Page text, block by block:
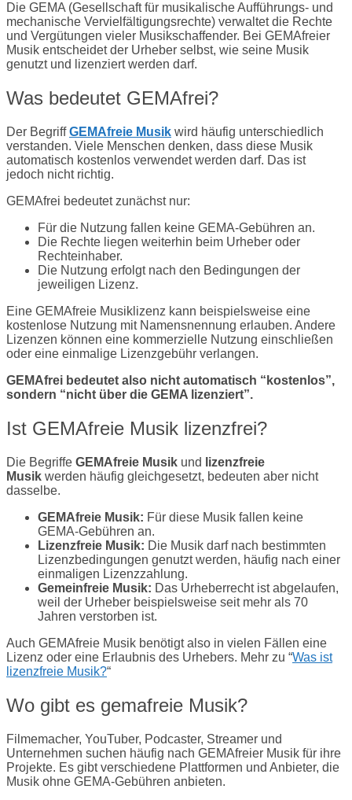
Die GEMA (Gesellschaft für musikalische Aufführungs- und
mechanische Vervielfältigungsrechte) verwaltet die Rechte
und Vergütungen vieler Musikschaffender. Bei GEMAfreier
Musik entscheidet der Urheber selbst, wie seine Musik
genutzt und lizenziert werden darf.
Was bedeutet GEMAfrei?
Der BegriffGEMAfreie Musik wird häufig unterschiedlich
verstanden. Viele Menschen denken, dass diese Musik
automatisch kostenlos verwendet werden darf. Das ist
jedoch nicht richtig.
GEMAfrei bedeutet zunächst nur:
Für die Nutzung fallen keine GEMA-Gebühren an.
Die Rechte liegen weiterhin beim Urheber oder
Rechteinhaber.
Die Nutzung erfolgt nach den Bedingungen der
jeweiligen Lizenz.
Eine GEMAfreie Musiklizenz kann beispielsweise eine
kostenlose Nutzung mit Namensnennung erlauben. Andere
Lizenzen können eine kommerzielle Nutzung einschließen
oder eine einmalige Lizenzgebühr verlangen.
GEMAfrei bedeutet also nicht automatisch “kostenlos”,
sondern “nicht über die GEMA lizenziert”.
Ist GEMAfreie Musik lizenzfrei?
Die Begriffe GEMAfreie Musik und
lizenzfreie
Musik werden häufig gleichgesetzt, bedeuten aber nicht
dasselbe.
GEMAfreie Musik: Für diese Musik fallen keine
GEMA-Gebühren an.
Lizenzfreie Musik: Die Musik darf nach bestimmten
Lizenzbedingungen genutzt werden, häufig nach einer
einmaligen Lizenzzahlung.
Gemeinfreie Musik: Das Urheberrecht ist abgelaufen,
weil der Urheber beispielsweise seit mehr als 70
Jahren verstorben ist.
Auch GEMAfreie Musik benötigt also in vielen Fällen eine
Lizenz oder eine Erlaubnis des Urhebers. Mehr zu “Was ist
lizenzfreie Musik?“
Wo gibt es gemafreie Musik?
Filmemacher, YouTuber, Podcaster, Streamer und
Unternehmen suchen häufig nach GEMAfreier Musik für ihre
Projekte. Es gibt verschiedene Plattformen und Anbieter, die
Musik ohne GEMA-Gebühren anbieten.